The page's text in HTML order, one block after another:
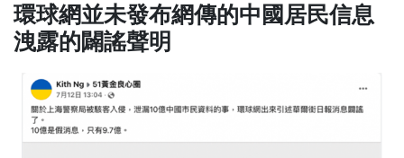
環球網並未發布網傳的中國居民信息
洩露的闢謠聲明